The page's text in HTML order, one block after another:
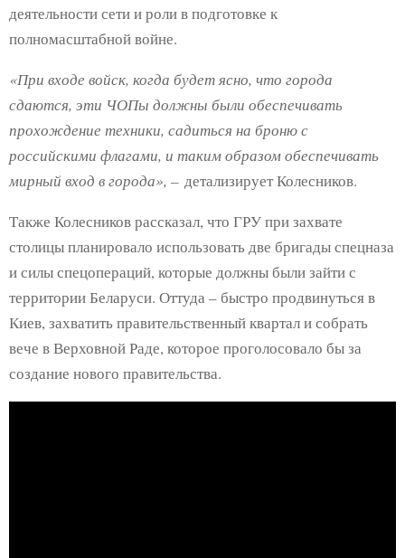
деятельности сети и роли в подготовке к
полномасштабной войне.
«При входе войск, когда будет ясно, что города
сдаются, эти ЧОПы должны были обеспечивать
прохождение техники, садиться на броню с
российскими флагами, и таким образом обеспечивать
мирный вход в города», – детализирует Колесников.
Также Колесников рассказал, что ГРУ при захвате
столицы планировало использовать две бригады спецназа
и силы спецопераций, которые должны были зайти с
территории Беларуси. Оттуда – быстро продвинуться в
Киев, захватить правительственный квартал и собрать
вече в Верховной Раде, которое проголосовало бы за
создание нового правительства.